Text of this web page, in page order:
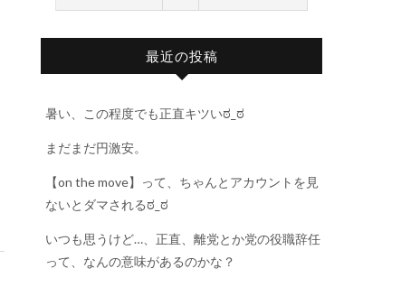
最近の投稿
暑い、この程度でも正直キツいಠ_ಠ
まだまだ円激安。
【on the move】って、ちゃんとアカウントを見
ないとダマされるಠ_ಠ
いつも思うけど…、正直、離党とか党の役職辞任
って、なんの意味があるのかな？